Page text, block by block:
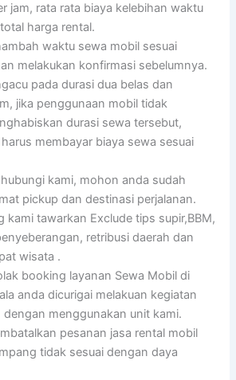
jam, rata rata biaya kelebihan waktu
harga rental.
waktu sewa mobil sesuai
melakukan konfirmasi sebelumnya.
pada durasi dua belas dan
jika penggunaan mobil tidak
durasi sewa tersebut,
membayar biaya sewa sesuai
kami, mohon anda sudah
pickup dan destinasi perjalanan.
kami tawarkan Exclude tips supir,BBM,
retribusi daerah dan
wisata .
booking layanan Sewa Mobil di
anda dicurigai melakuan kegiatan
dengan menggunakan unit kami.
pesanan jasa rental mobil
tidak sesuai dengan daya